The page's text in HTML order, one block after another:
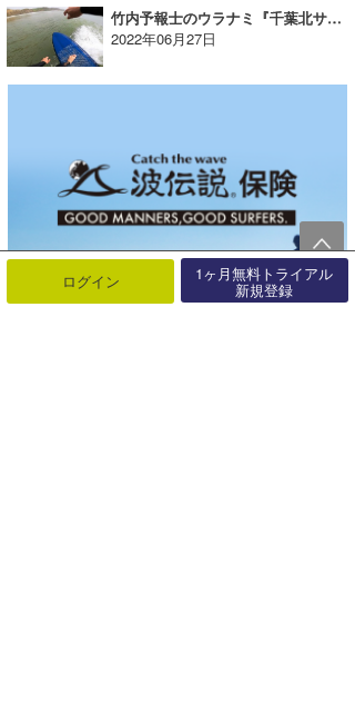
竹内予報士のウラナミ『千葉北サーフィンと富士山スノーボード』
2022年06月27日
ログイン 1ヶ月無料トライアル
新規登録